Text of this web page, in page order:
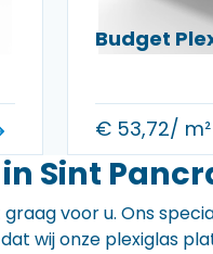
Budget
€53,72/ m²
Sint
voor u. Ons
wij onze plexiglas